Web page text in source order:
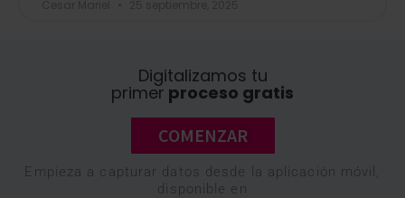
Digitalizamos tu
primer proceso gratis
COMENZAR
Empieza a capturar datos desde la aplicación móvil,
disponible en